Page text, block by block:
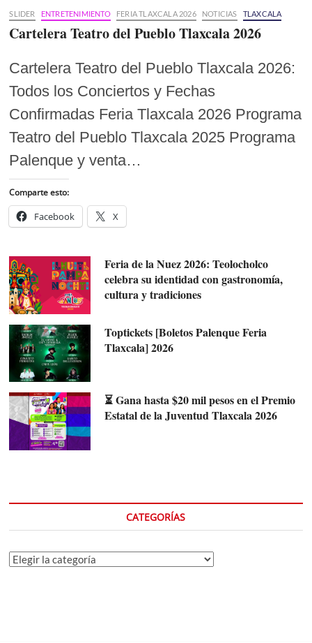
SLIDER ENTRETENIMIENTO FERIA TLAXCALA 2026 NOTICIAS TLAXCALA
Cartelera Teatro del Pueblo Tlaxcala 2026
Cartelera Teatro del Pueblo Tlaxcala 2026:
Todos los Conciertos y Fechas
Confirmadas Feria Tlaxcala 2026 Programa
Teatro del Pueblo Tlaxcala 2025 Programa
Palenque y venta…
Comparte esto:
Facebook X
Feria de la Nuez 2026: Teolocholco
celebra su identidad con gastronomía,
cultura y tradiciones
Toptickets [Boletos Palenque Feria
Tlaxcala] 2026
⏳ Gana hasta $20 mil pesos en el Premio
Estatal de la Juventud Tlaxcala 2026
CATEGORÍAS
Categorías